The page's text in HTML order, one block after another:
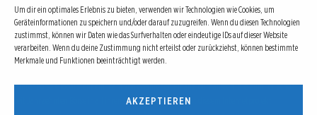
Um dir ein optimales Erlebnis zu bieten, verwenden wir Technologien wie Cookies, um
Geräteinformationen zu speichern und/oder darauf zuzugreifen. Wenn du diesen Technologien
zustimmst, können wir Daten wie das Surfverhalten oder eindeutige IDs auf dieser Website
verarbeiten. Wenn du deine Zustimmung nicht erteilst oder zurückziehst, können bestimmte
Merkmale und Funktionen beeinträchtigt werden.
AKZEPTIEREN
Erfolgreiche Börsengeschäfte bedingen vor allem drei Dinge: Verlässliche Informationen,
richtige Interpretationen und unabhängige Informationsquellen. Diese drei Bausteine sind
auch die redaktionelle Leitlinie von Börse Global.
Hinter Börse Global steht ein Team von erfahrenen Finanzjournalisten, die zum Teil schon
seit Jahrzehnten Börse in all ihren Facetten leben und mit diesem Internetprojekt